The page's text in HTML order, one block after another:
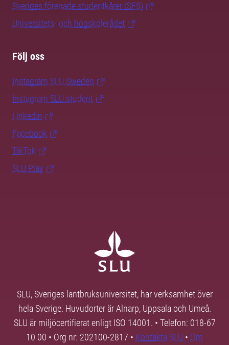
Sveriges förenade studentkårer (SFS)
Universitets- och högskolerådet
Följ oss
Instagram SLU.Sweden
Instagram SLU.student
LinkedIn
Facebook
TikTok
SLU Play
SLU, Sveriges lantbruksuniversitet, har verksamhet över
hela Sverige. Huvudorter är Alnarp, Uppsala och Umeå.
SLU är miljöcertifierat enligt ISO 14001. • Telefon: 018-67
10 00 • Org nr: 202100-2817 • Kontakta SLU • Om